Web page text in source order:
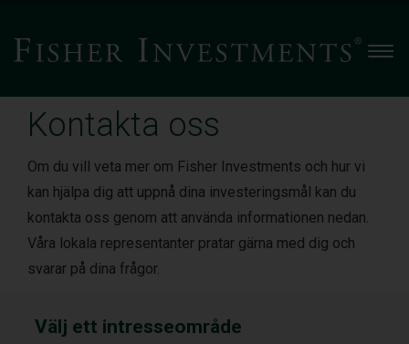
Kontakta oss
Om du vill veta mer om Fisher Investments och hur vi
kan hjälpa dig att uppnå dina investeringsmål kan du
kontakta oss genom att använda informationen nedan.
Våra lokala representanter pratar gärna med dig och
svarar på dina frågor.
Välj ett intresseområde